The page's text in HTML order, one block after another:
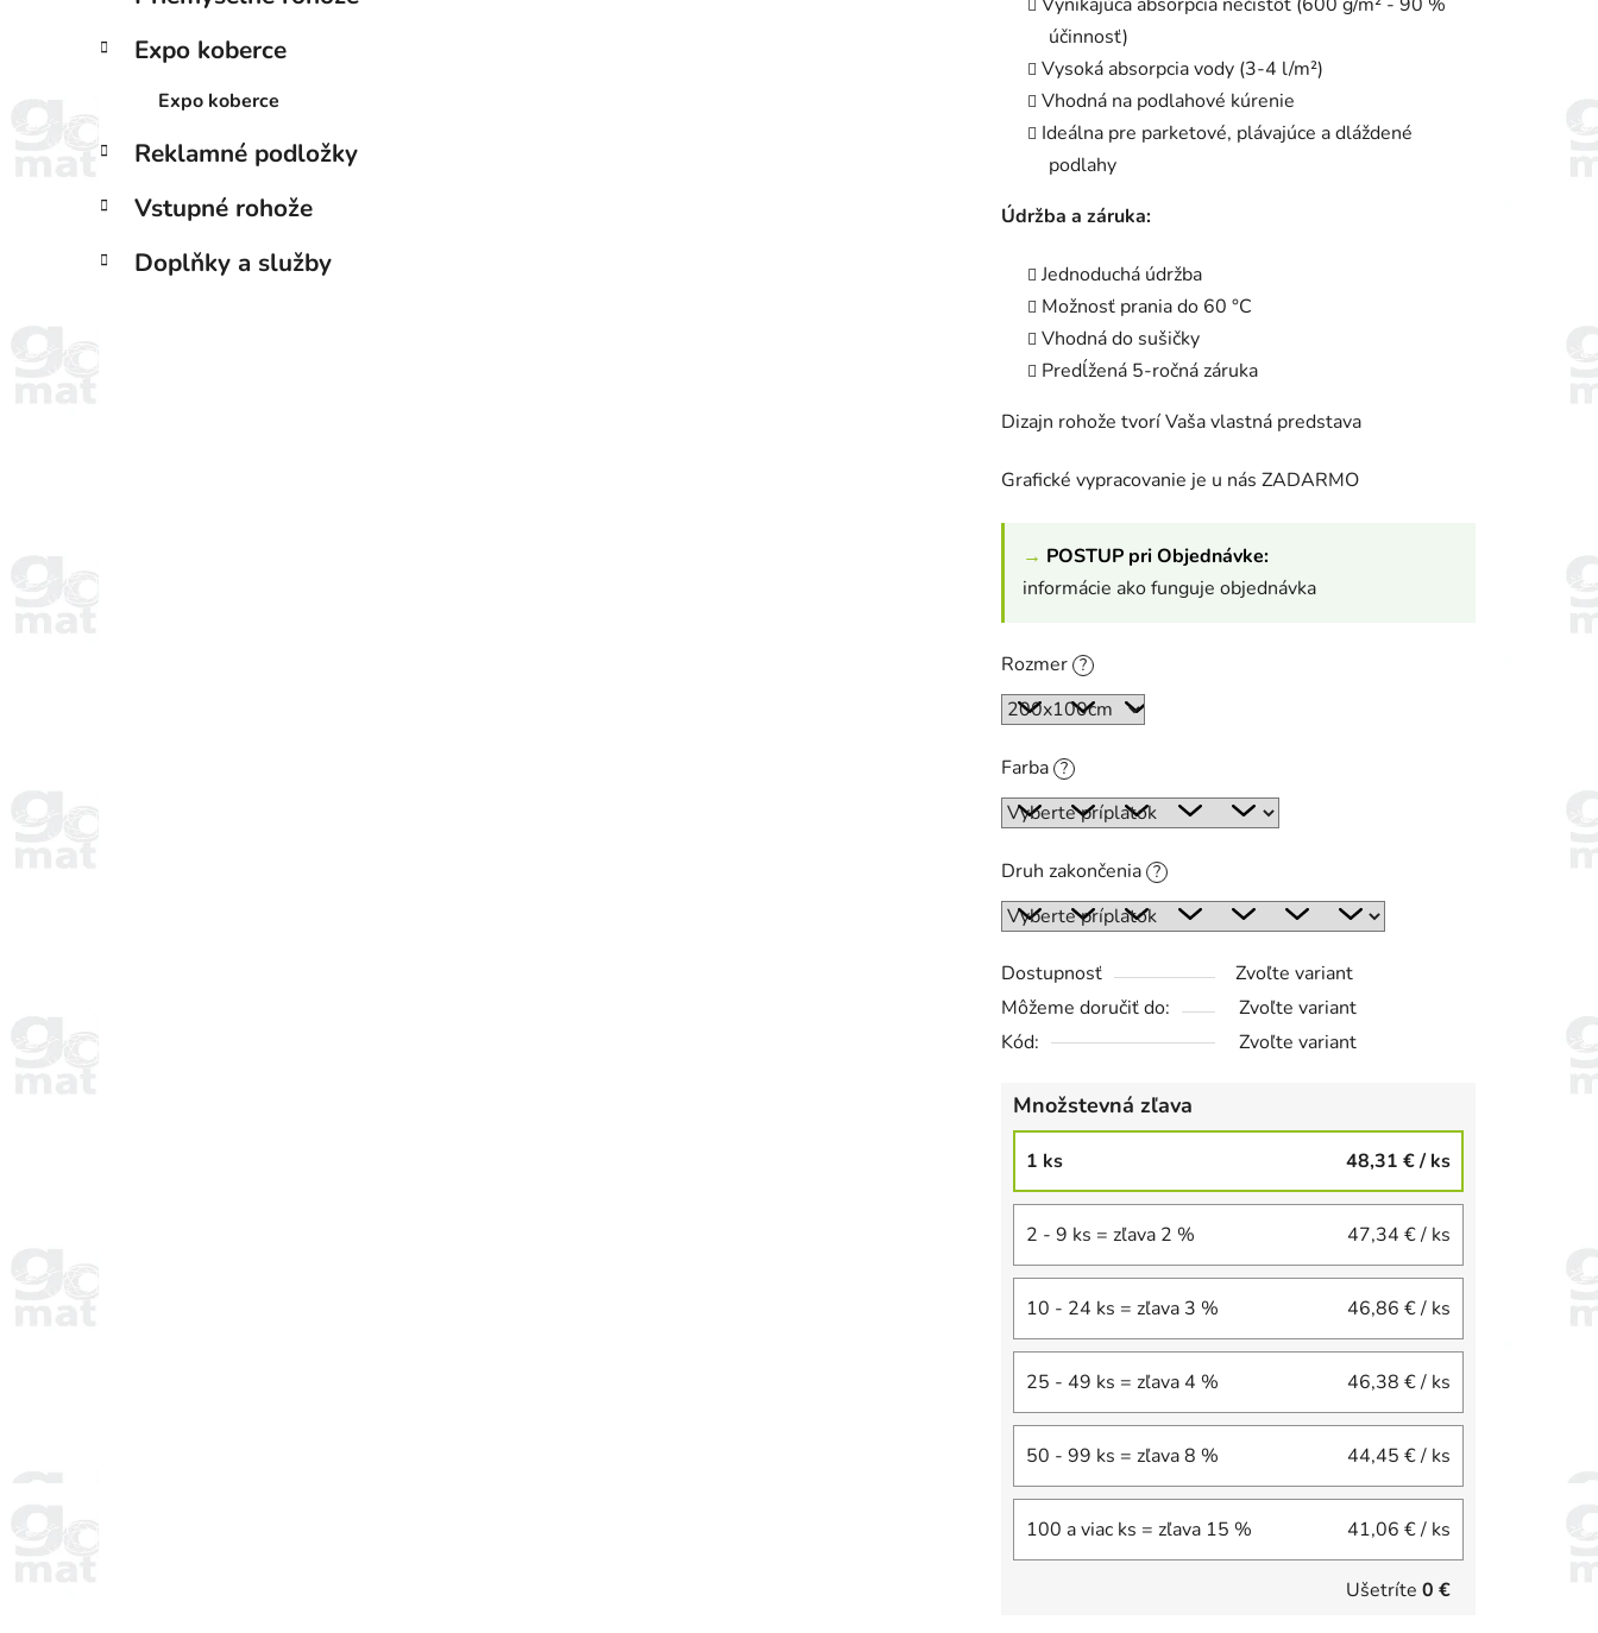
Expo koberce
Expo koberce
Reklamné podložky
Vstupné rohože
Doplňky a služby
účinnosť)
Vysoká absorpcia vody (3-4 l/m²)
Vhodná na podlahové kúrenie
Ideálna pre parketové, plávajúce a dláždené
podlahy
Údržba a záruka:
Jednoduchá údržba
Možnosť prania do 60 °C
Vhodná do sušičky
Predĺžená 5-ročná záruka
Dizajn rohože tvorí Vaša vlastná predstava
Grafické vypracovanie je u nás ZADARMO
→ POSTUP pri Objednávke:
informácie ako funguje objednávka
Rozmer ?
Farba ?
Druh zakončenia ?
Dostupnosť
Zvoľte variant
Môžeme doručiť do:
Zvoľte variant
Kód:
Zvoľte variant
Množstevná zľava
1 ks 48,31 €/ ks
2 - 9 ks = zľava 2 % 47,34 €/ ks
10 - 24 ks = zľava 3 % 46,86 €/ ks
25 - 49 ks = zľava 4 % 46,38 €/ ks
50 - 99 ks = zľava 8 % 44,45 €/ ks
100 a viac ks = zľava 15 % 41,06 €/ ks
Ušetríte 0 €